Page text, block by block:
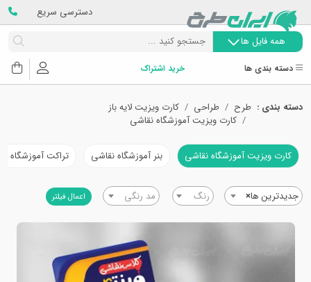
دسترسی سریع
همه فایل ها
دسته بندی ها خرید اشتراک
دسته بندی : طرح طراحی
کارت ویزیت لایه باز
کارت ویزیت آموزشگاه نقاشی
کارت ویزیت آموزشگاه نقاشی بنر آموزشگاه نقاشی تراکت آموزشگاه
×جدیدترین ها رنگ مد رنگی اعمال فیلتر